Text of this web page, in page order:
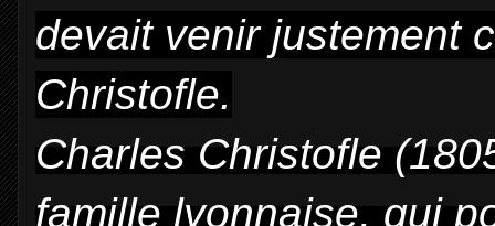
devait venir justement
Christofle.
Charles Christofle
famille lyonnaise, qui